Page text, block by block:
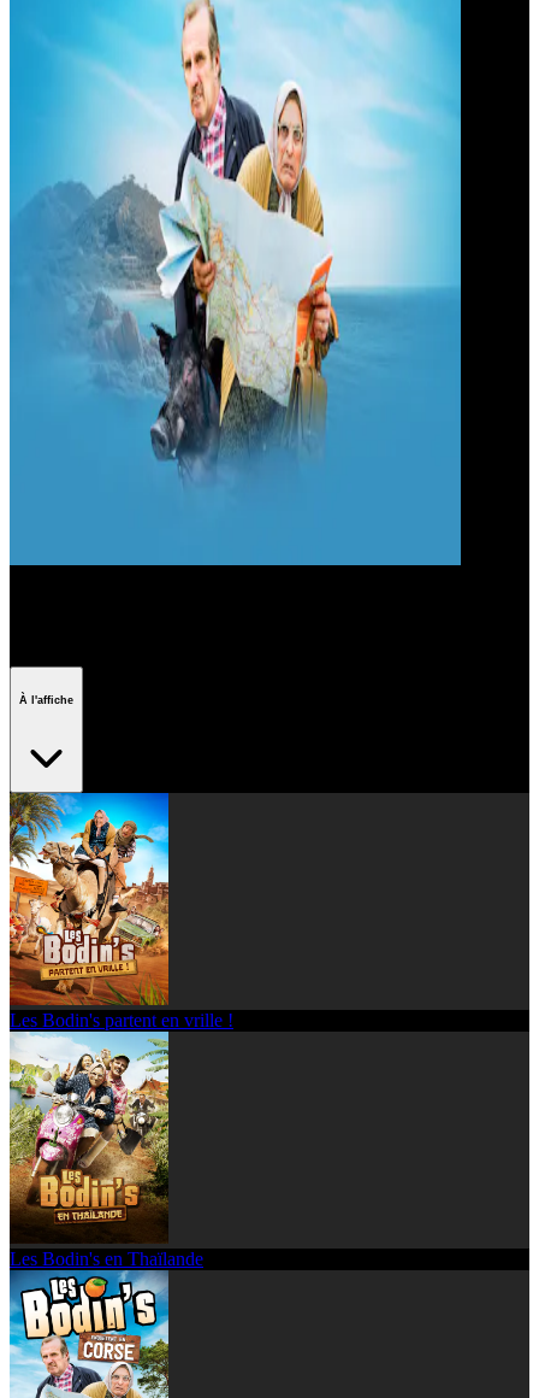
À l'affiche
Les Bodin's partent en vrille !
Les Bodin's en Thaïlande